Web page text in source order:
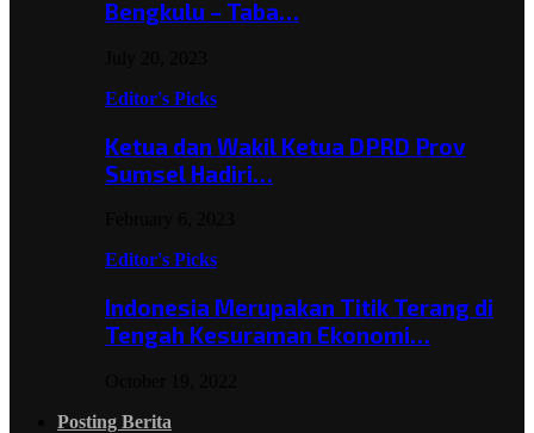
Bengkulu – Taba…
Editor's Picks
Ketua dan Wakil Ketua DPRD Prov
Sumsel Hadiri…
Editor's Picks
Indonesia Merupakan Titik Terang di
Tengah Kesuraman Ekonomi…
Posting Berita